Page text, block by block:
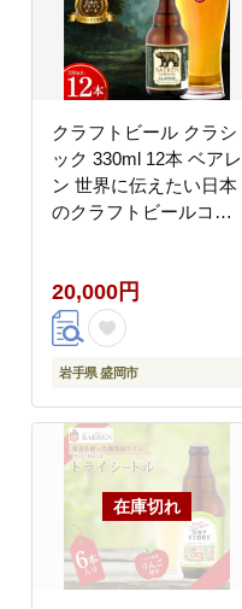
クラフトビール クラシ
ック 330ml 12本 ベアレ
ン 世界に伝えたい日本
のクラフトビールコン
フトビール ベアレン ビ
ール お酒 酒 アルコー
ル 瓶ビール 瓶 お土産
岩手 盛岡 ベアレン醸造
20,000円
岩手県 盛岡市